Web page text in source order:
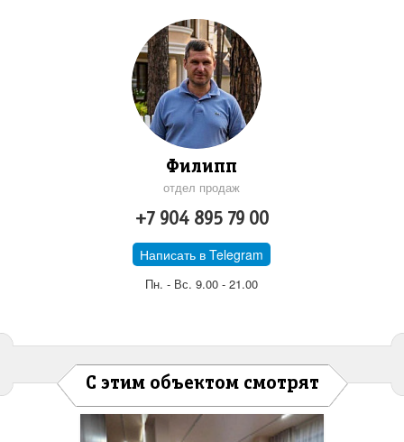
Филипп
отдел продаж
+7 904 895 79 00
Написать в Telegram
Пн. - Вс. 9.00 - 21.00
С этим объектом смотрят